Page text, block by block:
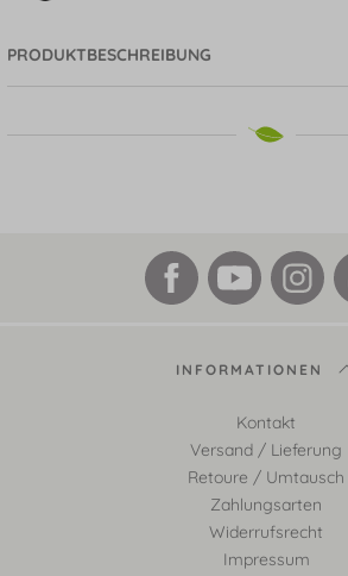
PRODUKTBESCHREIBUNG
INFORMATIONEN
Kontakt
Versand / Lieferung
Retoure / Umtausch
Zahlungsarten
Widerrufsrecht
Impressum